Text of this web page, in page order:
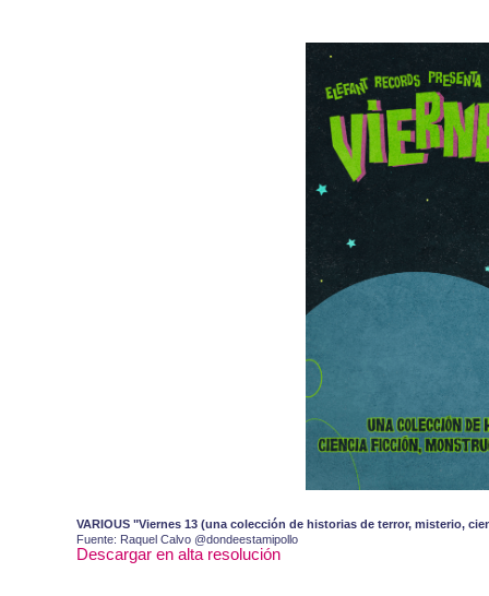
VARIOUS "Viernes 13 (una colección de historias de terror, misterio,
Fuente: Raquel Calvo @dondeestamipollo
Descargar en alta resolución